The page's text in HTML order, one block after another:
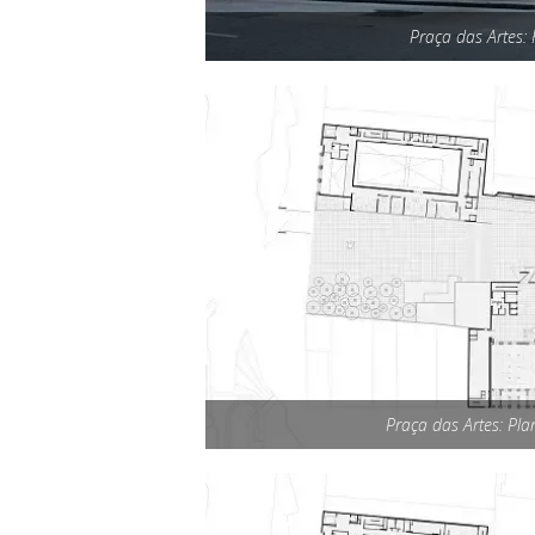
Praça das Artes:
Praça das Artes: